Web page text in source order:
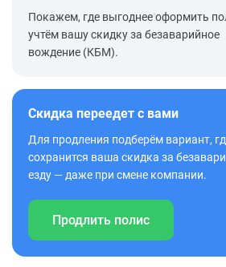
Покажем, где выгоднее оформить
учтём вашу скидку за безаварийное
вождение (КБМ).
Скидка переедет с вами
Для продления подберём вариант,
сохранится ваша скидка за
езду — даже при смене компании.
Продлить полис